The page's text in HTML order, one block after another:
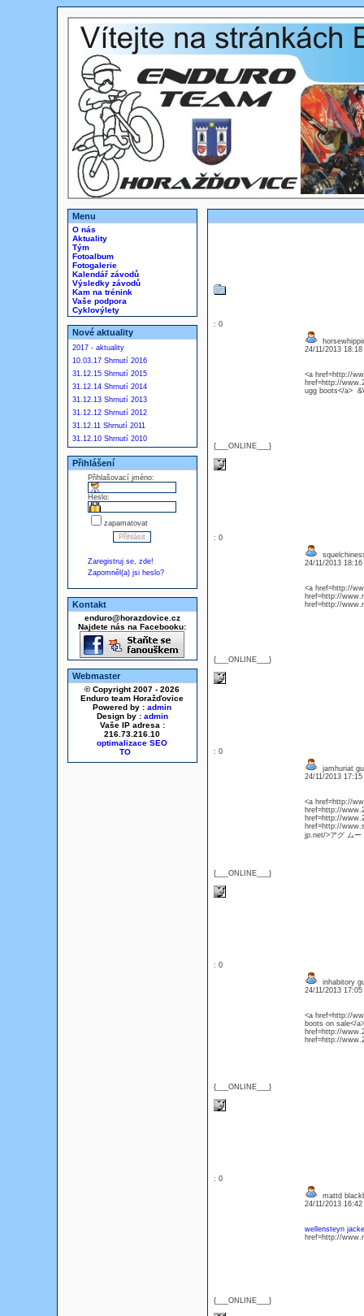
Menu
O nás
Aktuality
Tým
Fotoalbum
Fotogalerie
Kalendář závodů
Výsledky závodů
Kam na trénink
Vaše podpora
Cyklovýlety
Nové aktuality
2017 - aktuality
10.03.17 Shrnutí 2016
31.12.15 Shrnutí 2015
31.12.14 Shrnutí 2014
31.12.13 Shrnutí 2013
31.12.12 Shrnutí 2012
31.12.11 Shrnutí 2011
31.12.10 Shrnutí 2010
Přihlášení
Přihlašovací jméno:
Heslo:
zapamatovat
Zaregistruj se, zde!
Zapomněl(a) jsi heslo?
Kontakt
enduro@horazdovice.cz
Najdete nás na Facebooku:
Webmaster
© Copyright 2007 - 2026
Enduro team Horažďovice
Powered by : admin
Design by : admin
Vaše IP adresa :
216.73.216.10
optimalizace SEO
: 0
{___ONLINE___}
24/11/2013
<a href=http://
href=http://
ugg boots</a>
: 0
{___ONLINE___}
24/11/2013
<a href=http://
href=http://
href=http://
: 0
{___ONLINE___}
jamhuriat
24/11/2013
<a href=http://
href=http://
href=http://
href=http://
jp.net/>アグ ム
: 0
{___ONLINE___}
inhabitory
24/11/2013
<a href=http://
boots on sale</
href=http://
href=http://
: 0
{___ONLINE___}
mattd
24/11/2013
wellensteyn
href=http://